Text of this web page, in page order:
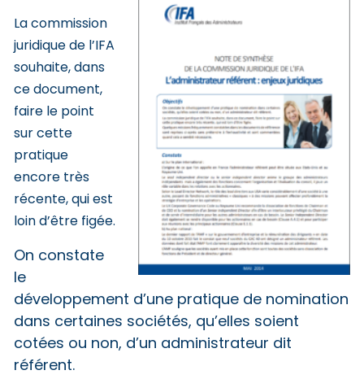
La commission
juridique de l’IFA
souhaite, dans
ce document,
faire le point
sur cette
pratique
encore très
récente, qui est
loin d’être figée.
On constate
le
développement d’une pratique de nomination
dans certaines sociétés, qu’elles soient
cotées ou non, d’un administrateur dit
référent.